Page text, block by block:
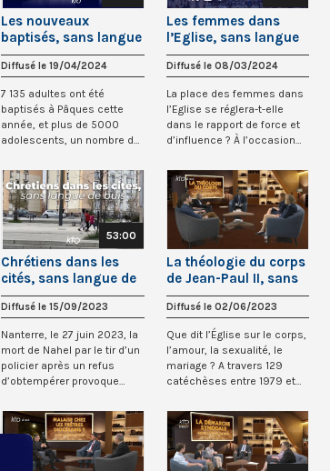
Les nouveaux
baptisés, sans langue
de buis
Diffusé le 19/04/2024
7 135 adultes ont été
baptisés à Pâques cette
année, et plus de 5000
adolescents, un nombre de
Les femmes dans
l’Eglise, sans langue
de buis
Diffusé le 08/03/2024
La place des femmes dans
l’Eglise se réglera-t-elle
dans le rapport de force et
d’influence ? À l’occasion
53:00
Chrétiens dans les
cités, sans langue de
buis
Diffusé le 15/09/2023
Nanterre, le 27 juin 2023, la
mort de Nahel par le tir d’un
policier après un refus
d’obtempérer provoque
La théologie du corps
de Jean-Paul II, sans
langue de buis
Diffusé le 02/06/2023
Que dit l’Église sur le corps,
l’amour, la sexualité, le
mariage ? A travers 129
catéchèses entre 1979 et